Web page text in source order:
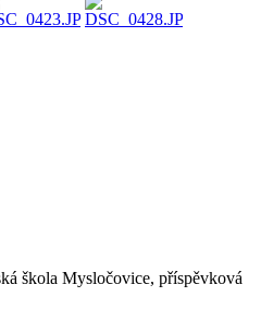
škola Mysločovice, příspěvková